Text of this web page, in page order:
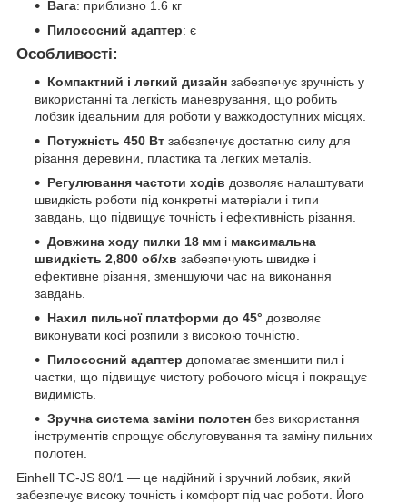
Вага: приблизно 1.6 кг
Пилососний адаптер: є
Особливості:
Компактний і легкий дизайн забезпечує зручність у
використанні та легкість маневрування, що робить
лобзик ідеальним для роботи у важкодоступних місцях.
Потужність 450 Вт забезпечує достатню силу для
різання деревини, пластика та легких металів.
Регулювання частоти ходів дозволяє налаштувати
швидкість роботи під конкретні матеріали і типи
завдань, що підвищує точність і ефективність різання.
Довжина ходу пилки 18 мм і максимальна
швидкість 2,800 об/хв забезпечують швидке і
ефективне різання, зменшуючи час на виконання
завдань.
Нахил пильної платформи до 45° дозволяє
виконувати косі розпили з високою точністю.
Пилососний адаптер допомагає зменшити пил і
частки, що підвищує чистоту робочого місця і покращує
видимість.
Зручна система заміни полотен без використання
інструментів спрощує обслуговування та заміну пильних
полотен.
Einhell TC-JS 80/1 — це надійний і зручний лобзик, який
забезпечує високу точність і комфорт під час роботи. Його